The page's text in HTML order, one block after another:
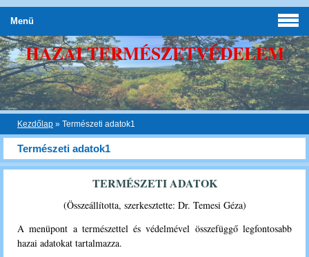
HAZAI TERMÉSZETVÉDELEM
Kezdőlap » Természeti adatok1
Természeti adatok1
TERMÉSZETI ADATOK
(Összeállította, szerkesztette: Dr. Temesi Géza)
A menüpont a természettel és védelmével összefüggő legfontosabb
hazai adatokat tartalmazza.
Menü